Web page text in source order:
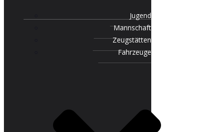
Jugend
Mannschaft
Zeugstätten
Fahrzeuge